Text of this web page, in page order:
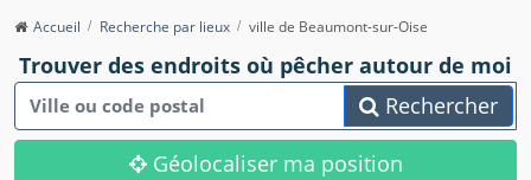
Accueil Recherche par lieux ville de Beaumont-sur-Oise
Trouver des endroits où pêcher autour de moi
Rechercher
Géolocaliser ma position